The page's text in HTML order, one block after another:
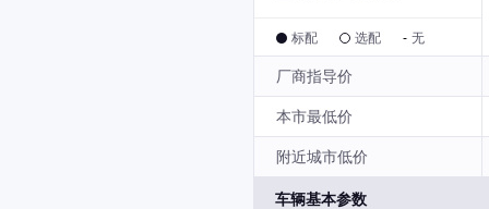
标配 选配 - 无
厂商指导价
本市最低价
附近城市低价
车辆基本参数